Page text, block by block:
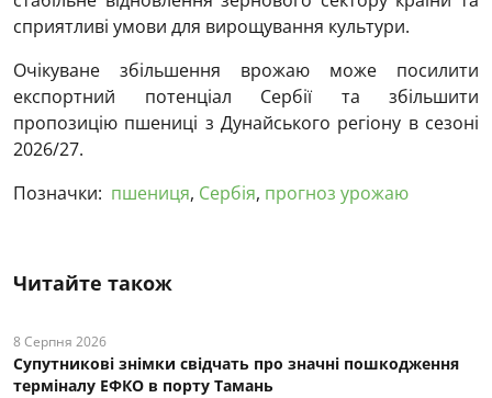
сприятливі умови для вирощування культури.
Очікуване збільшення врожаю може посилити
експортний потенціал Сербії та збільшити
пропозицію пшениці з Дунайського регіону в сезоні
2026/27.
Позначки: пшениця, Сербія, прогноз урожаю
Читайте також
8 Серпня 2026
Супутникові знімки свідчать про значні пошкодження
терміналу ЕФКО в порту Тамань